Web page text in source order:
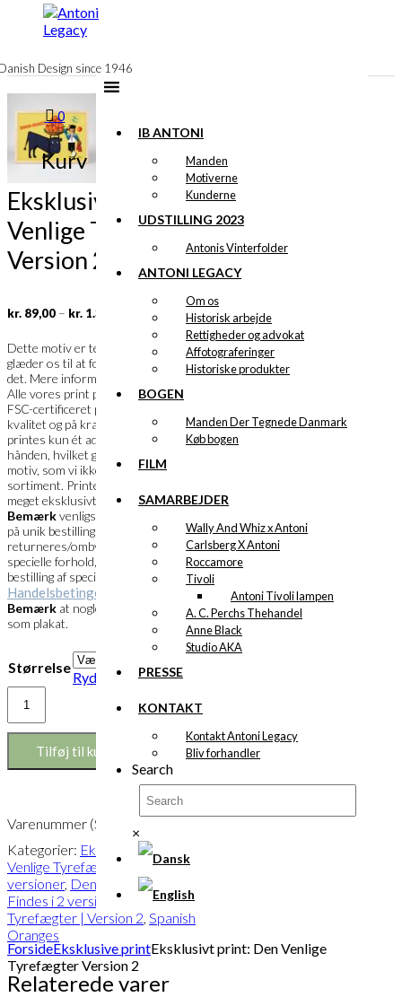
indhold
Design since 1946
IB ANTONI
Manden
Motiverne
Kunderne
UDSTILLING 2023
Antonis Vinterfolder
ANTONI LEGACY
Om os
Historisk arbejde
Rettigheder og advokat
Affotograferinger
Historiske produkter
BOGEN
Manden Der Tegnede Danmark
Køb bogen
FILM
SAMARBEJDER
Wally And Whiz x Antoni
Carlsberg X Antoni
Roccamore
Tivoli
Antoni Tivoli lampen
A. C. Perchs Thehandel
Anne Black
Studio AKA
PRESSE
KONTAKT
Kontakt Antoni Legacy
Bliv forhandler
Search
×
0
Kurv
ForsideEksklusive printEksklusivt print: Den Venlige
Tyrefægter Version 2
Eksklusivt print: Den
Venlige Tyrefægter
Version 2
kr. 89,00 – kr. 1.399,00
Prisinterval:
kr. 89,00
kr. 1.399,00
Dette motiv er tegnet af Ib Antoniog vi
glæder os til at fortælle dig meget mere om
det. Mere information følger snarest.
Alle vores print produceres i Danmark på
FSC-certificeret papir i en meget flot
kvalitet og på kraftigt papir. Et specialprint
printes kun ét ad gangen og skæres ud i
hånden, hvilket gør det muligt, at bestille et
motiv, som vi ikke har i vores faste
sortiment. Printets overflade fremstår
meget eksklusivt og farverne meget klare.
Bemærkvenligst at specialprint kun laves
på unik bestilling og derfor ikke kan
returneres/ombyttes. Husk at læse de
specielle forhold, der gør sig gældende ved
bestilling af specialprint under vores
Handelsbetingelser
Bemærk at nogle motiver måske findes
som plakat.
Størrelse
Ryd
print:
Den
Venlige
Tyrefægter
Tilføj til kurv
Varenummer (SKU):
Kategorier: Eksklusive print
Venlige Tyrefægter | Findes i 2
versioner, Den Venlige Tyrefægter |
Findes i 2 versioner
Den Venlige
Tyrefægter | Version 2, Spanish
Oranges
Relaterede varer